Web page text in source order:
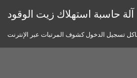
آلة حاسبة استهلاك زيت الوقود
تسجيل الدخول كشوف المرتبات عبر الإنترنت